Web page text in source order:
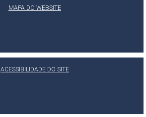
MAPA DO WEBSITE
ACESSIBILIDADE DO SITE